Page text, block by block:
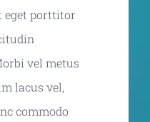
eget porttitor
vel metus
lacus vel,
commodo